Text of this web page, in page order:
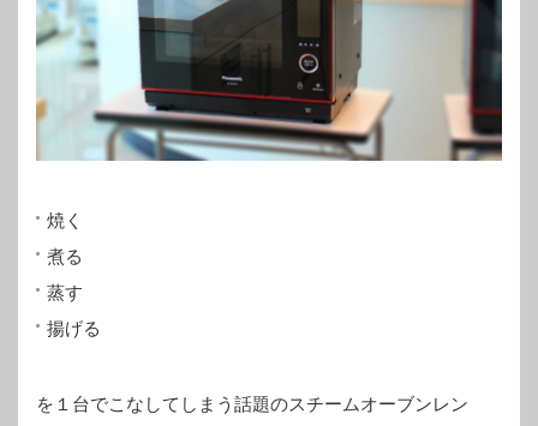
焼く
煮る
蒸す
揚げる
を１台でこなしてしまう話題のスチームオーブンレン